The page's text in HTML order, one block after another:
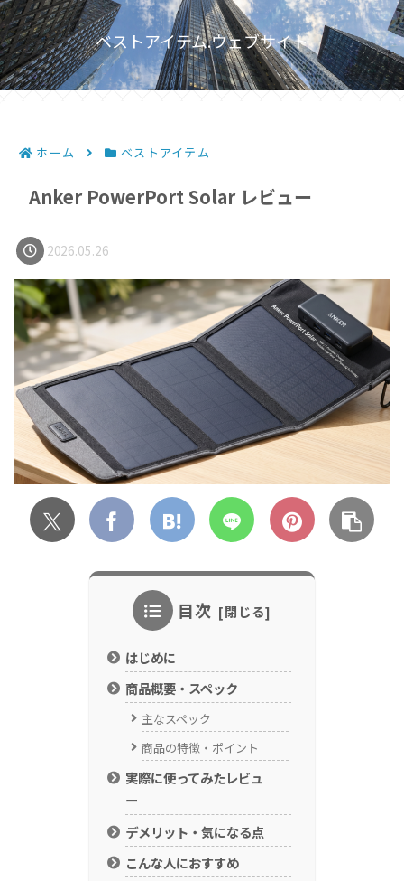
ベストアイテム.ウェブサイト
ホーム ベストアイテム
Anker PowerPort Solar レビュー
2026.05.26
目次
はじめに
商品概要・スペック
主なスペック
商品の特徴・ポイント
実際に使ってみたレビュ
ー
デメリット・気になる点
こんな人におすすめ